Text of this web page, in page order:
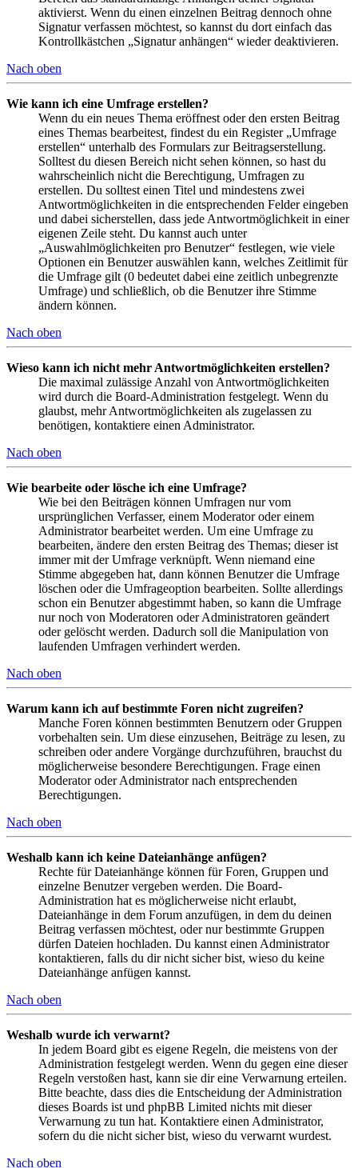
aktivierst. Wenn du einen einzelnen Beitrag dennoch ohne
Signatur verfassen möchtest, so kannst du dort einfach das
Kontrollkästchen „Signatur anhängen“ wieder deaktivieren.
Nach oben
Wie kann ich eine Umfrage erstellen?
Wenn du ein neues Thema eröffnest oder den ersten Beitrag
eines Themas bearbeitest, findest du ein Register „Umfrage
erstellen“ unterhalb des Formulars zur Beitragserstellung.
Solltest du diesen Bereich nicht sehen können, so hast du
wahrscheinlich nicht die Berechtigung, Umfragen zu
erstellen. Du solltest einen Titel und mindestens zwei
Antwortmöglichkeiten in die entsprechenden Felder eingeben
und dabei sicherstellen, dass jede Antwortmöglichkeit in einer
eigenen Zeile steht. Du kannst auch unter
„Auswahlmöglichkeiten pro Benutzer“ festlegen, wie viele
Optionen ein Benutzer auswählen kann, welches Zeitlimit für
die Umfrage gilt (0 bedeutet dabei eine zeitlich unbegrenzte
Umfrage) und schließlich, ob die Benutzer ihre Stimme
ändern können.
Nach oben
Wieso kann ich nicht mehr Antwortmöglichkeiten erstellen?
Die maximal zulässige Anzahl von Antwortmöglichkeiten
wird durch die Board-Administration festgelegt. Wenn du
glaubst, mehr Antwortmöglichkeiten als zugelassen zu
benötigen, kontaktiere einen Administrator.
Nach oben
Wie bearbeite oder lösche ich eine Umfrage?
Wie bei den Beiträgen können Umfragen nur vom
ursprünglichen Verfasser, einem Moderator oder einem
Administrator bearbeitet werden. Um eine Umfrage zu
bearbeiten, ändere den ersten Beitrag des Themas; dieser ist
immer mit der Umfrage verknüpft. Wenn niemand eine
Stimme abgegeben hat, dann können Benutzer die Umfrage
löschen oder die Umfrageoption bearbeiten. Sollte allerdings
schon ein Benutzer abgestimmt haben, so kann die Umfrage
nur noch von Moderatoren oder Administratoren geändert
oder gelöscht werden. Dadurch soll die Manipulation von
laufenden Umfragen verhindert werden.
Nach oben
Warum kann ich auf bestimmte Foren nicht zugreifen?
Manche Foren können bestimmten Benutzern oder Gruppen
vorbehalten sein. Um diese einzusehen, Beiträge zu lesen, zu
schreiben oder andere Vorgänge durchzuführen, brauchst du
möglicherweise besondere Berechtigungen. Frage einen
Moderator oder Administrator nach entsprechenden
Berechtigungen.
Nach oben
Weshalb kann ich keine Dateianhänge anfügen?
Rechte für Dateianhänge können für Foren, Gruppen und
einzelne Benutzer vergeben werden. Die Board-
Administration hat es möglicherweise nicht erlaubt,
Dateianhänge in dem Forum anzufügen, in dem du deinen
Beitrag verfassen möchtest, oder nur bestimmte Gruppen
dürfen Dateien hochladen. Du kannst einen Administrator
kontaktieren, falls du dir nicht sicher bist, wieso du keine
Dateianhänge anfügen kannst.
Nach oben
Weshalb wurde ich verwarnt?
In jedem Board gibt es eigene Regeln, die meistens von der
Administration festgelegt werden. Wenn du gegen eine dieser
Regeln verstoßen hast, kann sie dir eine Verwarnung erteilen.
Bitte beachte, dass dies die Entscheidung der Administration
dieses Boards ist und phpBB Limited nichts mit dieser
Verwarnung zu tun hat. Kontaktiere einen Administrator,
sofern du die nicht sicher bist, wieso du verwarnt wurdest.
Nach oben